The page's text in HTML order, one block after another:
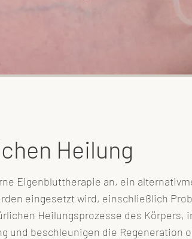
Heilung
Eigenbluttherapie an, ein
eingesetzt wird, einschließlich
Heilungsprozesse des
und beschleunigen die